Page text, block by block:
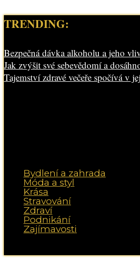
TRENDING:
Bezpečná dávka alkoholu a jeho
Jak zvýšit své sebevědomí a
Tajemství zdravé večeře spočívá v
Bydlení a zahrada
Móda a styl
Krása
Stravování
Zdraví
Podnikání
Zajímavosti